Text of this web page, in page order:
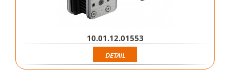
10.01.12.01553
DETAIL